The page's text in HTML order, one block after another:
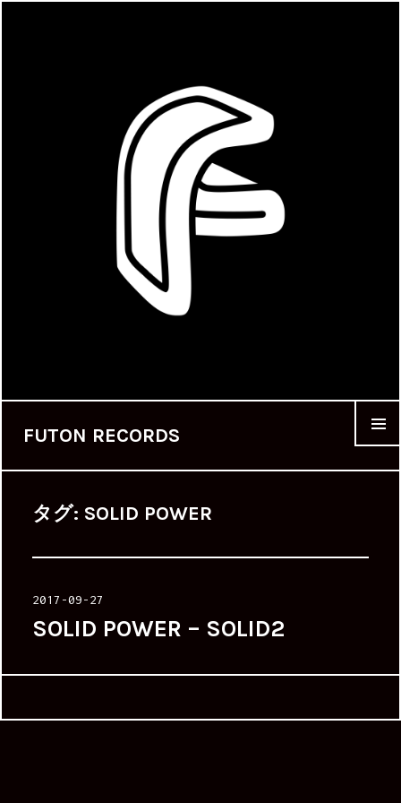
FUTON RECORDS
タグ: SOLID POWER
投
稿
2017-09-27
SOLID POWER – SOLID2